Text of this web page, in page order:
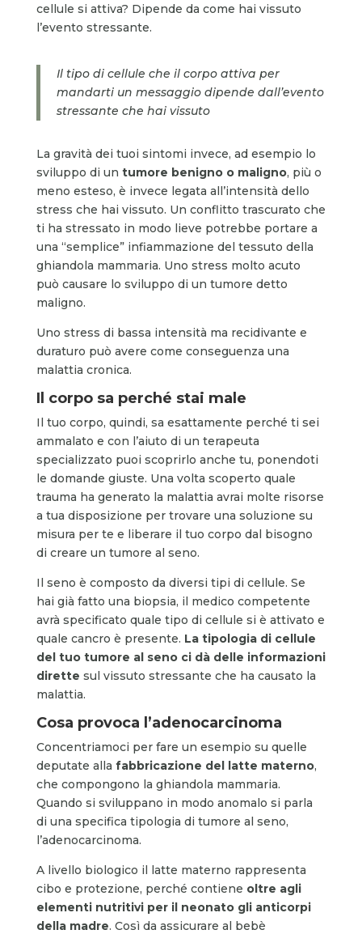
cellule si attiva? Dipende da come hai vissuto
l’evento stressante.
Il tipo di cellule che il corpo attiva per
mandarti un messaggio dipende dall’evento
stressante che hai vissuto
La gravità dei tuoi sintomi invece, ad esempio lo
sviluppo di un tumore benigno o maligno, più o
meno esteso, è invece legata all’intensità dello
stress che hai vissuto. Un conflitto trascurato che
ti ha stressato in modo lieve potrebbe portare a
una “semplice” infiammazione del tessuto della
ghiandola mammaria. Uno stress molto acuto
può causare lo sviluppo di un tumore detto
maligno.
Uno stress di bassa intensità ma recidivante e
duraturo può avere come conseguenza una
malattia cronica.
Il corpo sa perché stai male
Il tuo corpo, quindi, sa esattamente perché ti sei
ammalato e con l’aiuto di un terapeuta
specializzato puoi scoprirlo anche tu, ponendoti
le domande giuste. Una volta scoperto quale
trauma ha generato la malattia avrai molte risorse
a tua disposizione per trovare una soluzione su
misura per te e liberare il tuo corpo dal bisogno
di creare un tumore al seno.
Il seno è composto da diversi tipi di cellule. Se
hai già fatto una biopsia, il medico competente
avrà specificato quale tipo di cellule si è attivato e
quale cancro è presente. La tipologia di cellule
del tuo tumore al seno ci dà delle informazioni
dirette sul vissuto stressante che ha causato la
malattia.
Cosa provoca l’adenocarcinoma
Concentriamoci per fare un esempio su quelle
deputate alla fabbricazione del latte materno,
che compongono la ghiandola mammaria.
Quando si sviluppano in modo anomalo si parla
di una specifica tipologia di tumore al seno,
l’adenocarcinoma.
A livello biologico il latte materno rappresenta
cibo e protezione, perché contiene oltre agli
elementi nutritivi per il neonato gli anticorpi
della madre. Così da assicurare al bebè